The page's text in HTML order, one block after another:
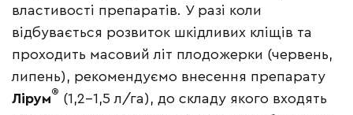
властивості препаратів. У разі коли
відбувається розвиток шкідливих кліщів та
проходить масовий літ плодожерки (червень,
липень), рекомендуємо внесення препарату
Лірум® (1,2–1,5 л/га), до складу якого входять